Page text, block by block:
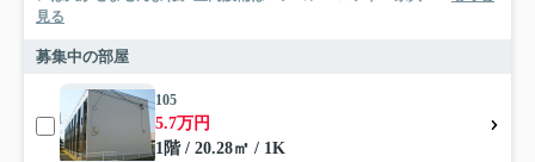
見る
募集中の部屋
105
5.7万円
1階 / 20.28㎡ / 1K